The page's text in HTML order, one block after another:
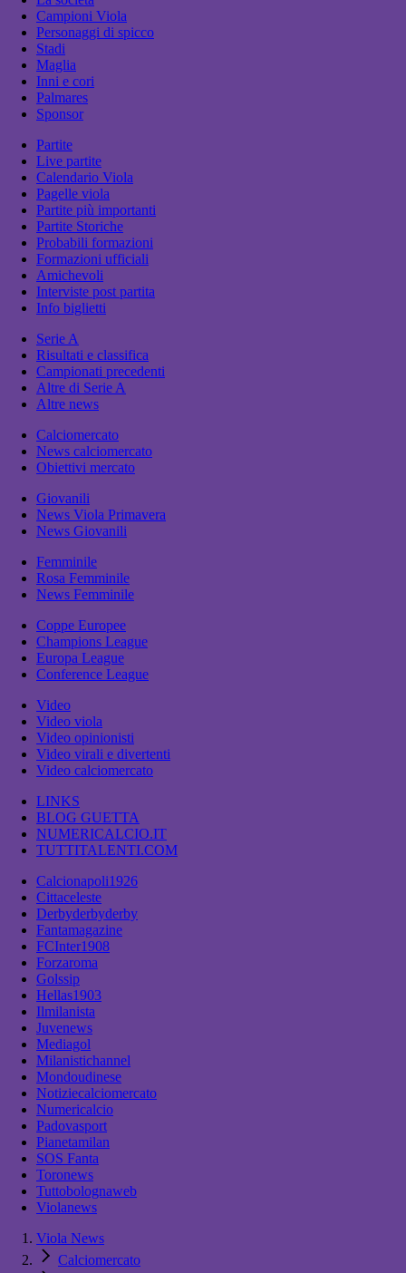
Campioni Viola
Personaggi di spicco
Stadi
Maglia
Inni e cori
Palmares
Sponsor
Partite
Live partite
Calendario Viola
Pagelle viola
Partite più importanti
Partite Storiche
Probabili formazioni
Formazioni ufficiali
Amichevoli
Interviste post partita
Info biglietti
Serie A
Risultati e classifica
Campionati precedenti
Altre di Serie A
Altre news
Calciomercato
News calciomercato
Obiettivi mercato
Giovanili
News Viola Primavera
News Giovanili
Femminile
Rosa Femminile
News Femminile
Coppe Europee
Champions League
Europa League
Conference League
Video
Video viola
Video opinionisti
Video virali e divertenti
Video calciomercato
LINKS
BLOG GUETTA
NUMERICALCIO.IT
TUTTITALENTI.COM
Calcionapoli1926
Cittaceleste
Derbyderbyderby
Fantamagazine
FCInter1908
Forzaroma
Golssip
Hellas1903
Ilmilanista
Juvenews
Mediagol
Milanistichannel
Mondoudinese
Notiziecalciomercato
Numericalcio
Padovasport
Pianetamilan
SOS Fanta
Toronews
Tuttobolognaweb
Violanews
Viola News
Calciomercato